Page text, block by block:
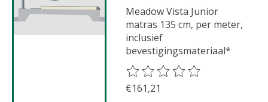
Meadow Vista Junior
matras 135 cm, per meter,
inclusief
bevestigingsmateriaal*
De beoordeling van dit
€161,21